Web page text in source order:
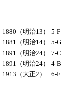
1880（明治13）
5-F
1881（明治14）
5-G
1891（明治24）
7-C
1891（明治24）
4-B
1913（大正2） 6-F